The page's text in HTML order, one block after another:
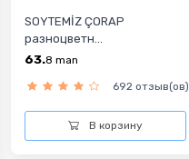
SOYTEMİZ ÇORAP
разноцветн...
63.8 man
692 отзыв(ов)
В корзину